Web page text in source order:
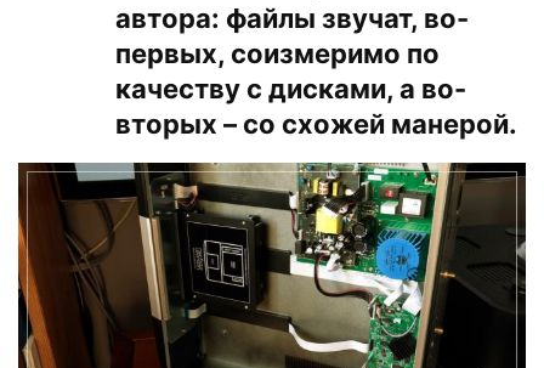
автора: файлы звучат, во-
первых, соизмеримо по
качеству с дисками, а во-
вторых – со схожей манерой.